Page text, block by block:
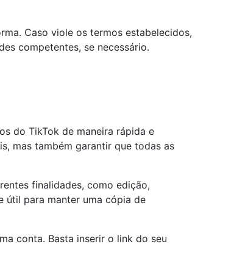
Caso viole os termos estabelecidos,
competentes, se necessário.
do TikTok de maneira rápida e
mas também garantir que todas as
finalidades, como edição,
útil para manter uma cópia de
conta. Basta inserir o link do seu